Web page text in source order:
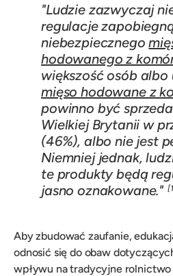
"Ludzie zazwyczaj
regulacje
niebezpiecznego
hodowanego z
większość osób albo
mięso hodowane z
powinno być
Wielkiej Brytanii w
(46%), albo nie jest
Niemniej jednak,
te produkty będą
jasno oznakowane."
Aby zbudować zaufanie,
odnosić się do obaw
wpływu na tradycyjne